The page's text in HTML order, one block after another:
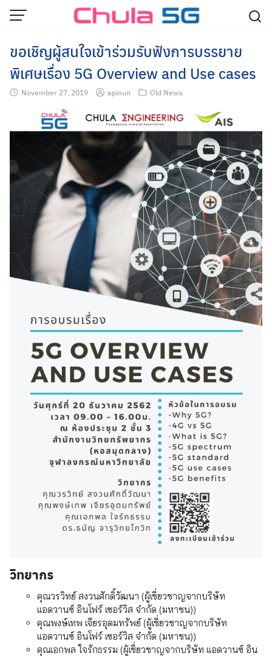
ขอเชิญผู้สนใจเข้าร่วมรับฟังการบรรยาย
พิเศษเรื่อง 5G Overview and Use cases
November 27, 2019 apinun Old News
วิทยากร
คุณวรวิทย์ สงวนศักดิ์วัฒนา (ผู้เชี่ยวชาญจากบริษัท
แอดวานซ์ อินโฟร์ เซอร์วิส จำกัด (มหาชน))
คุณพงษ์เทพ เจียรอุดมทรัพย์ (ผู้เชี่ยวชาญจากบริษัท
แอดวานซ์ อินโฟร์ เซอร์วิส จำกัด (มหาชน))
คุณเอกพล ใจรักธรรม (ผู้เชี่ยวชาญจากบริษัท แอดวานซ์ อิน